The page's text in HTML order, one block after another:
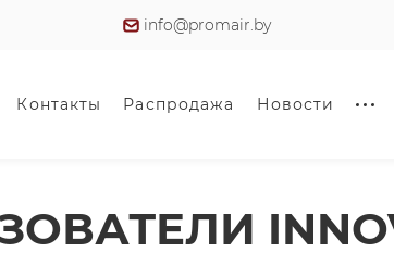
info@promair.by
Контакты Распродажа Новости